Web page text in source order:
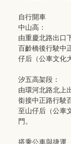
自行開車
中山高：
由重慶北路出口
百齡橋後行駛中
仔后（公車文化
汐五高架段：
由環河北路北上
銜接中正路行駛
至山仔后（公車
門。
搭乘公車與捷運